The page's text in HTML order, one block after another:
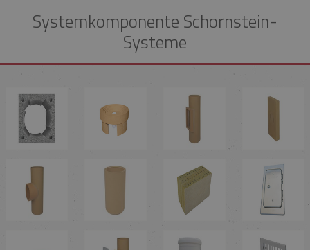
Systemkomponente Schornstein-
Systeme